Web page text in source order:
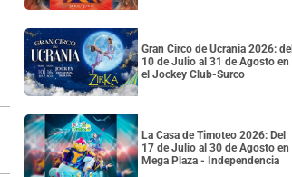
Gran Circo de Ucrania 2026: del
10 de Julio al 31 de Agosto en
el Jockey Club-Surco
La Casa de Timoteo 2026: Del
17 de Julio al 30 de Agosto en
Mega Plaza - Independencia